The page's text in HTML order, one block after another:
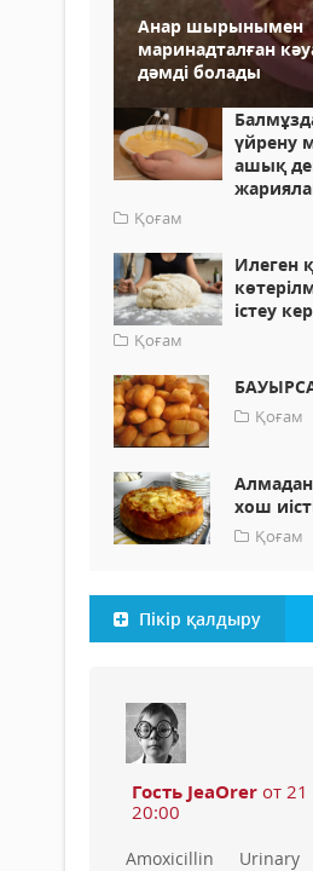
Анар шырынымен
маринадталған
дәмді болады
үйрену
ашық
Қоғам
Илеген
істеу
Қоғам
Қоғам
хош
Қоғам
Пікір қалдыру
Гость JeaOrer от
20:00
Amoxicillin Urinary